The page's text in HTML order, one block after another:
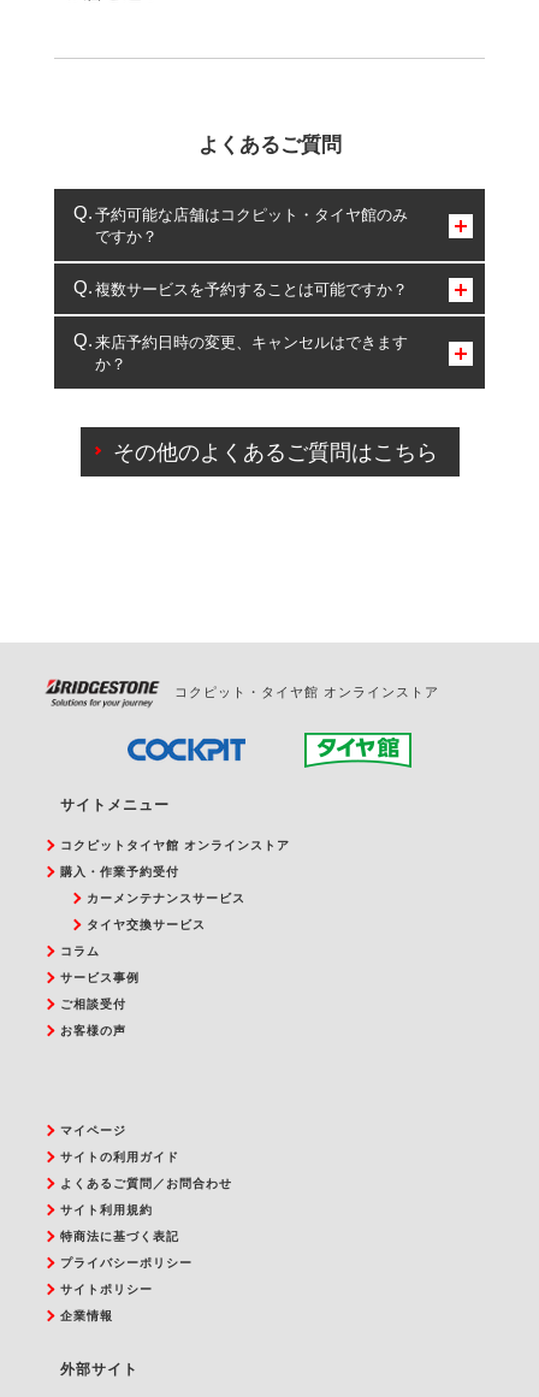
よくあるご質問
予約可能な店舗はコクピット・タイヤ館のみ
ですか？
コクピット・タイヤ館のみとなります。
複数サービスを予約することは可能ですか？
複数サービスのご予約は可能です。
一部の商品・サービスの組み合わせに限り、同時にご予約が
出来ないものもございます。
来店予約日時の変更、キャンセルはできます
か？
ご来店予約日の3営業日前を過ぎている場合のご予約
の日時変更につきましては、直接ご予約の店舗まで
その他のよくあるご質問はこちら
コクピット・タイヤ館 オンラインストア
サイトメニュー
コクピットタイヤ館 オンラインストア
購入・作業予約受付
カーメンテナンスサービス
タイヤ交換サービス
コラム
サービス事例
ご相談受付
お客様の声
マイページ
サイトの利用ガイド
よくあるご質問／お問合わせ
サイト利用規約
特商法に基づく表記
プライバシーポリシー
サイトポリシー
企業情報
外部サイト